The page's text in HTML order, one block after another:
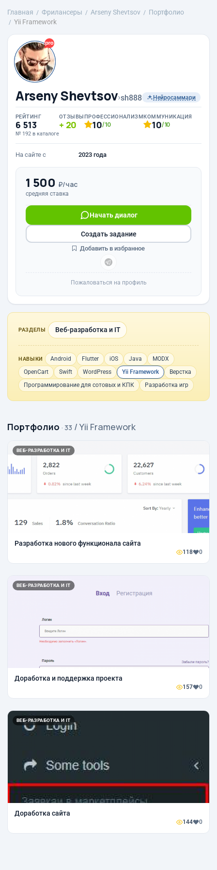
Главная Фрилансеры Arseny Shevtsov
Портфолио
Yii Framework
Arseny Shevtsov›sh888 Нейросаммари
РЕЙТИНГ
6 513
№ 192 в каталоге
ОТЗЫВЫ
20
ПРОФЕССИОНАЛИЗМ
10/10
КОММУНИКАЦИЯ
10/10
На сайте с 2023 года
1 500 ₽/час
средняя ставка
Начать диалог
Создать задание
Добавить в избранное
Пожаловаться на профиль
РАЗДЕЛЫ Веб-разработка и IT
НАВЫКИ Android Flutter iOS Java
MODX
OpenCart
Swift WordPress Yii Framework
Верстка
Программирование для сотовых и КПК
Разработка игр
Портфолио · 33 / Yii Framework
ВЕБ-РАЗРАБОТКА И IT
Разработка нового функционала сайта
118 0
ВЕБ-РАЗРАБОТКА И IT
Доработка и поддержка проекта
157 0
ВЕБ-РАЗРАБОТКА И IT
Доработка сайта
144 0